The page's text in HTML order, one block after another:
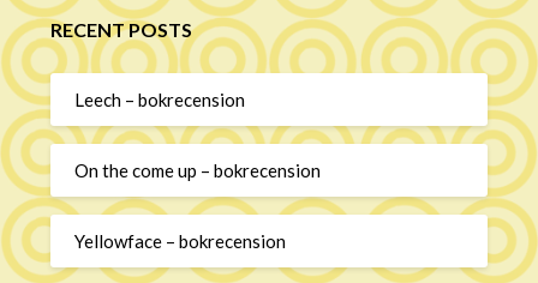
RECENT POSTS
Leech – bokrecension
On the come up – bokrecension
Yellowface – bokrecension